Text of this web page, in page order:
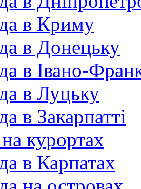
в Криму
в Донецьку
в Івано-
в Луцьку
в Закарпатті
курортах
в Карпатах